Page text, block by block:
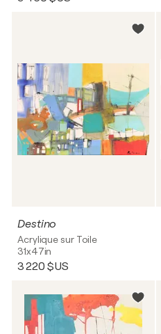
Destino
Acrylique sur Toile
31x47in
3 220 $US